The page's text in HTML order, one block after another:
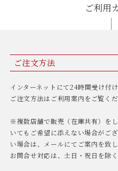
ご利用
ご注文方法
インターネットにて24時間受け付け
ご注文方法はご利用案内をご覧くだ
※複数店舗で販売（在庫共有）を
いてもご希望に添えない場合がご
い場合は、メールにてご案内を致し
お問合せ対応は、土日・祝日を除